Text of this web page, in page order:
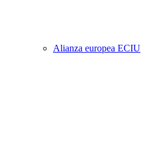
Alianza europea ECIU